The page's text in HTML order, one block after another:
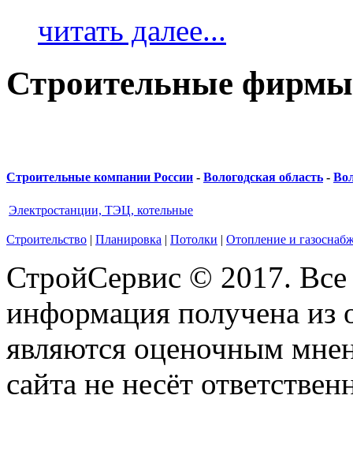
читать далее...
Строительные фирмы
Строительные компании России - Вологодская область -
Электростанции, ТЭЦ, котельные
Строительство | Планировка | Потолки | Отопление и
СтройСервис © 2017.
информация получена из
являются оценочным
сайта не несёт